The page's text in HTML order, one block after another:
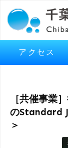
アクセス
［共催事業
のStandard
＞